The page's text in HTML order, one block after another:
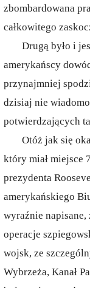
zbombardowana
całkowitego
Drugą było i
amerykańscy
przynajmniej
dzisiaj nie
potwierdzających
Otóż jak się
który miał miejsce
prezydenta
amerykańskiego
wyraźnie
operacje
wojsk, ze
Wybrzeża, Kanał